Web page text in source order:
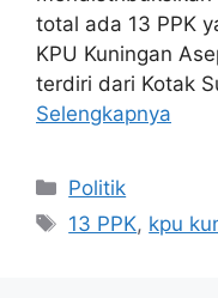
total ada 13 PPK
KPU Kuningan
terdiri dari Kotak
Selengkapnya
Kategori
Politik
Tag
13 PPK, kpu